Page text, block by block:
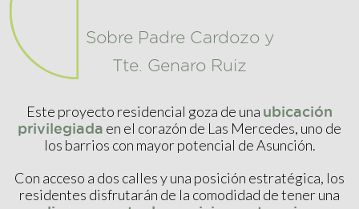
Sobre Padre Cardozo y
Tte. Genaro Ruiz
Este proyecto residencial goza de una ubicación
privilegiada en el corazón de Las Mercedes, uno de
los barrios con mayor potencial de Asunción.
Con acceso a dos calles y una posición estratégica, los
residentes disfrutarán de la comodidad de tener una